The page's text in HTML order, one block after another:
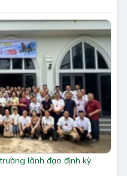
lãnh đạo định kỳ